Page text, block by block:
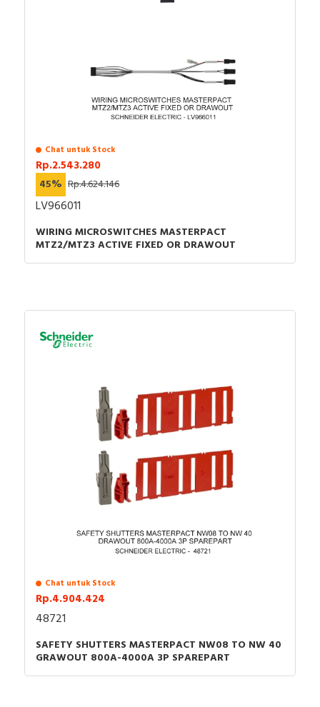
Chat untuk Stock
Rp.2.543.280
45% Rp.4.624.146
LV966011
WIRING MICROSWITCHES MASTERPACT
MTZ2/MTZ3 ACTIVE FIXED OR DRAWOUT
Chat untuk Stock
Rp.4.904.424
48721
SAFETY SHUTTERS MASTERPACT NW08 TO NW 40
GRAWOUT 800A-4000A 3P SPAREPART